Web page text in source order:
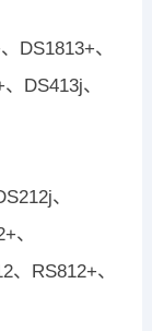
DS1813+、
DS413j、
、
、
、RS812+、